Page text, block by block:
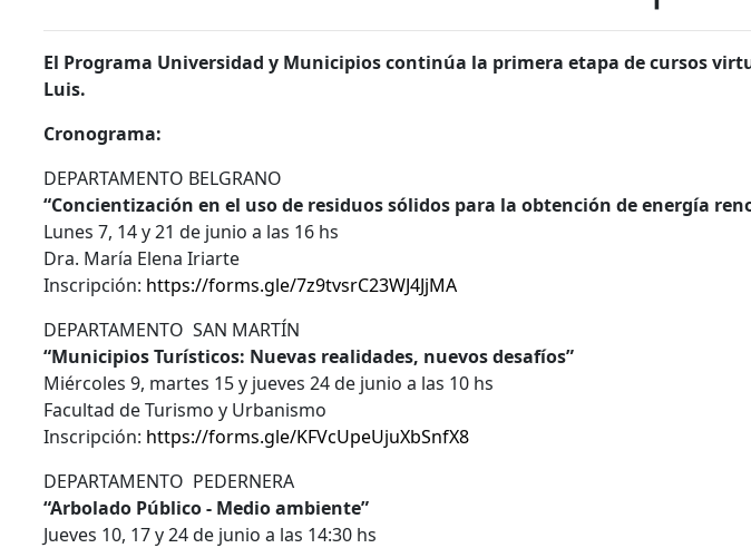
El Programa Universidad y Municipios continúa la primera etapa de cursos
Luis.
Cronograma:
DEPARTAMENTO BELGRANO
“Concientización en el uso de residuos sólidos para la obtención de energía
Lunes 7, 14 y 21 de junio a las 16 hs
Dra. María Elena Iriarte
Inscripción: https://forms.gle/7z9tvsrC23WJ4JjMA
DEPARTAMENTO SAN MARTÍN
“Municipios Turísticos: Nuevas realidades, nuevos desafíos”
Miércoles 9, martes 15 y jueves 24 de junio a las 10 hs
Facultad de Turismo y Urbanismo
Inscripción: https://forms.gle/KFVcUpeUjuXbSnfX8
DEPARTAMENTO PEDERNERA
“Arbolado Público - Medio ambiente”
Jueves 10, 17 y 24 de junio a las 14:30 hs